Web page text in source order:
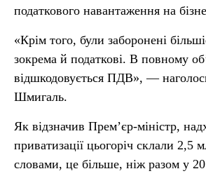
податкового навантаження на
«Крім того, були заборонені
зокрема й податкові. В повному
відшкодовується ПДВ», —
Шмигаль.
Як відзначив Прем’єр-міністр,
приватизації цьогоріч склали 2,5
словами, це більше, ніж разом у